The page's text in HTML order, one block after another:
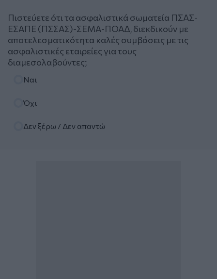
Πιστεύετε ότι τα ασφαλιστικά σωματεία ΠΣΑΣ-
ΕΣΑΠΕ (ΠΣΣΑΣ)-ΣΕΜΑ-ΠΟΑΔ, διεκδικούν με
αποτελεσματικότητα καλές συμβάσεις με τις
ασφαλιστικές εταιρείες για τους
διαμεσολαβούντες;
Ναι
Όχι
Δεν ξέρω / Δεν απαντώ